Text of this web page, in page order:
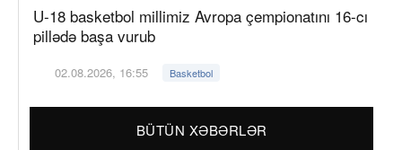
U-18 basketbol millimiz Avropa çempionatını 16-cı
pillədə başa vurub
02.08.2026, 16:55 Basketbol
BÜTÜN XƏBƏRLƏR